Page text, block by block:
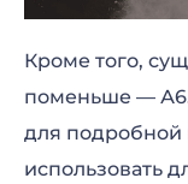
Кроме того,
поменьше — А6.
для
использовать